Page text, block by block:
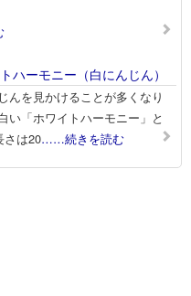
ーモニー（白にんじん）
んを見かけることが多くなり
い「ホワイトハーモニー」と
さは20……続きを読む